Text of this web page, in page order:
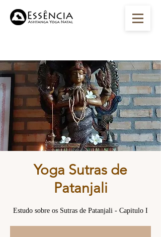
Yoga Sutras de
Patanjali
Estudo sobre os Sutras de Patanjali - Capitulo I